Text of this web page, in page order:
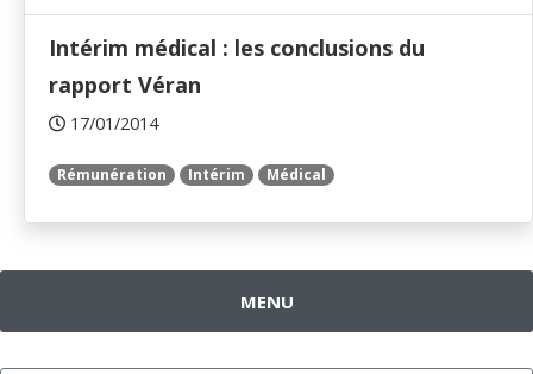
Intérim médical : les conclusions du
rapport Véran
17/01/2014
Rémunération Intérim Médical
MENU